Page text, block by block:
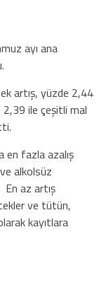
ayı ana
artış, yüzde 2,44
2,39 ile çeşitli mal
en fazla azalış
alkolsüz
az artış
ve tütün,
kayıtlara